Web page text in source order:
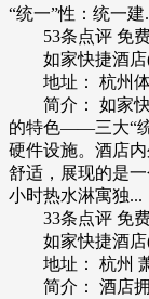
“统一”性：统一建
53条点评 免费
如家快捷酒店(
地址： 杭州体
简介： 如家快
的特色——三大“
硬件设施。酒店
舒适，展现的是
小时热水淋寓独...
33条点评 免费
如家快捷酒店(
地址： 杭州 萧
简介： 酒店拥